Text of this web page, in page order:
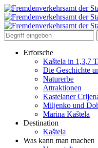
Erforsche
Kaštela in 1,3,7
Die Geschichte
Naturerbe
Attraktionen
Kastelaner
Miljenko und
Marina Kaštela
Destination
Kaštela
Was kann man machen